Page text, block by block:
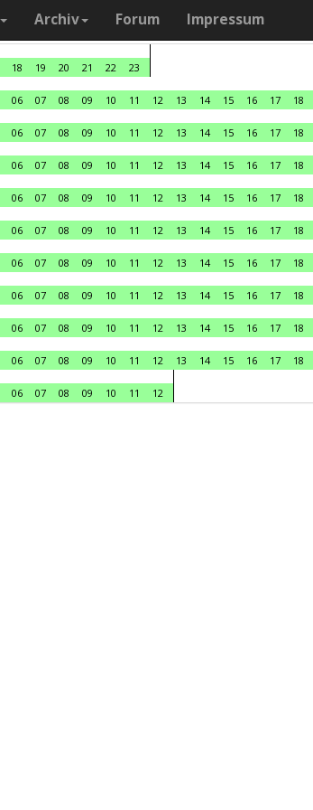
Archiv Forum Impressum
18 19 20 21 22
23
06 07 08 09 10 11 12 13 14 15 16 17 18
06 07 08 09 10 11 12 13 14 15 16 17 18
06 07 08 09 10 11 12 13 14 15 16 17 18
06 07 08 09 10 11 12 13 14 15 16 17 18
06 07 08 09 10 11 12 13 14 15 16 17 18
06 07 08 09 10 11 12 13 14 15 16 17 18
06 07 08 09 10 11 12 13 14 15 16 17 18
06 07 08 09 10 11 12 13 14 15 16 17 18
06 07 08 09 10 11 12 13 14 15 16 17 18
06 07 08 09 10 11 12